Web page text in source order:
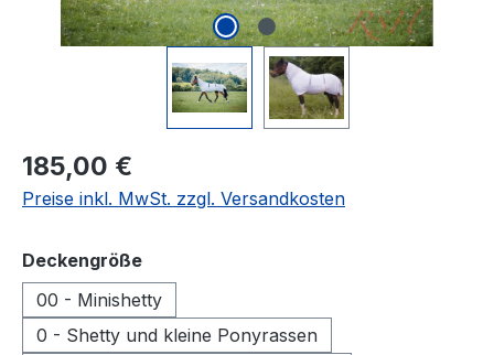
Regulärer Preis:
185,00 €
Preise inkl. MwSt. zzgl. Versandkosten
Deckengrößeauswählen
00 - Minishetty
0 - Shetty und kleine Ponyrassen